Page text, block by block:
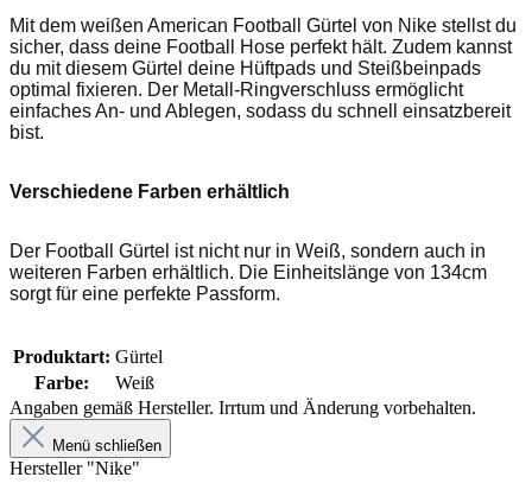
Mit dem weißen American Football Gürtel von Nike stellst du
sicher, dass deine Football Hose perfekt hält. Zudem kannst
du mit diesem Gürtel deine Hüftpads und Steißbeinpads
optimal fixieren. Der Metall-Ringverschluss ermöglicht
einfaches An- und Ablegen, sodass du schnell einsatzbereit
bist.
Verschiedene Farben erhältlich
Der Football Gürtel ist nicht nur in Weiß, sondern auch in
weiteren Farben erhältlich. Die Einheitslänge von 134cm
sorgt für eine perfekte Passform.
Produktart: Gürtel
Farbe:
Weiß
Angaben gemäß Hersteller. Irrtum und Änderung vorbehalten.
Menü schließen
Hersteller "Nike"